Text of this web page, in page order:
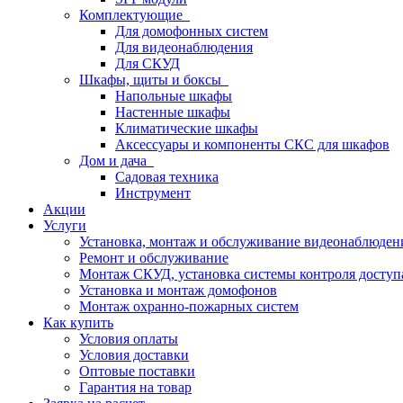
Комплектующие
Для домофонных систем
Для видеонаблюдения
Для СКУД
Шкафы, щиты и боксы
Напольные шкафы
Настенные шкафы
Климатические шкафы
Аксессуары и компоненты СКС для шкафов
Дом и дача
Садовая техника
Инструмент
Акции
Услуги
Установка, монтаж и обслуживание
Ремонт и обслуживание
Монтаж СКУД, установка системы контроля
Установка и монтаж домофонов
Монтаж охранно-пожарных систем
Как купить
Условия оплаты
Условия доставки
Оптовые поставки
Гарантия на товар